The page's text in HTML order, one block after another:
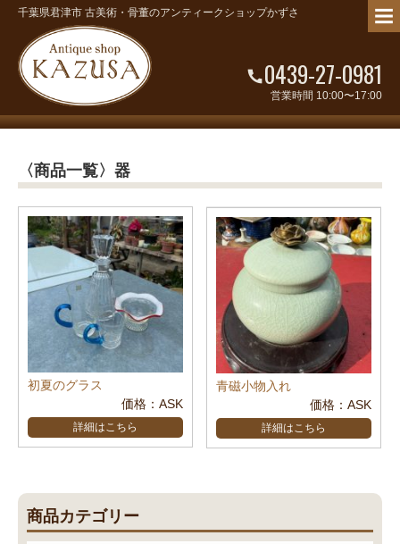
千葉県君津市 古美術・骨董のアンティークショップかずさ
0439-27-0981
営業時間 10:00〜17:00
〈商品一覧〉器
初夏のグラス
価格：ASK
詳細はこちら
青磁小物入れ
価格：ASK
詳細はこちら
商品カテゴリー